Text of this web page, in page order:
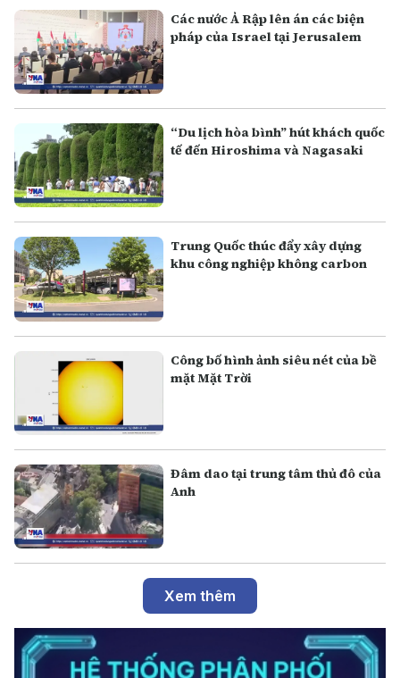
Các nước Ả Rập lên án các biện
pháp của Israel tại Jerusalem
“Du lịch hòa bình” hút khách quốc
tế đến Hiroshima và Nagasaki
Trung Quốc thúc đẩy xây dựng
khu công nghiệp không carbon
Công bố hình ảnh siêu nét của bề
mặt Mặt Trời
Đâm dao tại trung tâm thủ đô của
Anh
Xem thêm